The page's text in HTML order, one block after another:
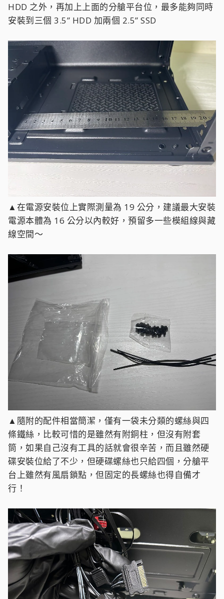
HDD 之外，再加上上面的分艙平台位，最多能夠同時
安裝到三個 3.5” HDD 加兩個 2.5” SSD
▲在電源安裝位上實際測量為 19 公分，建議最大安裝
電源本體為 16 公分以內較好，預留多一些模組線與藏
線空間～
▲隨附的配件相當簡潔，僅有一袋未分類的螺絲與四
條鐵絲，比較可惜的是雖然有附銅柱，但沒有附套
筒，如果自己沒有工具的話就會很辛苦，而且雖然硬
碟安裝位給了不少，但硬碟螺絲也只給四個，分艙平
台上雖然有風扇鎖點，但固定的長螺絲也得自備才
行！